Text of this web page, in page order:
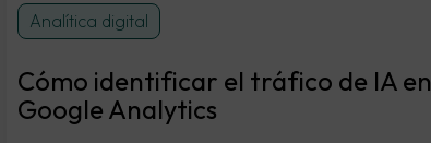
Analítica digital
Cómo identificar el tráfico de IA en
Google Analytics